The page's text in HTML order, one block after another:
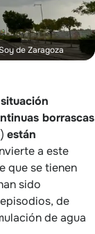
de Zaragoza
situación
borrascas
están
a este
que se tienen
sido
de
de agua